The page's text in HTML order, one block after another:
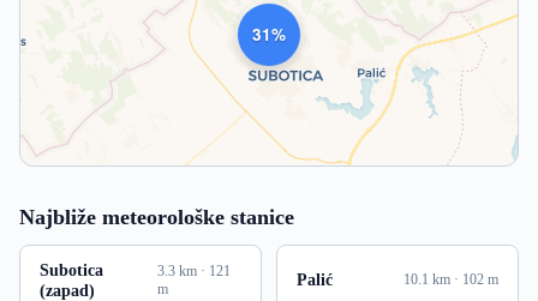
1023
Najbliže meteorološke stanice
Subotica
(zapad)
3.3 km · 121
m
Palić 10.1 km · 102 m